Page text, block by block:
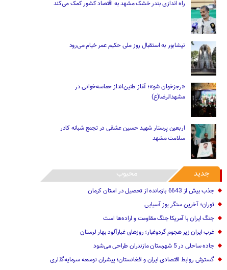
راه اندازی بندر خشک مشهد به اقتصاد کشور کمک می‌کند
نیشابور به استقبال روز ملی حکیم عمر خیام می‌رود
«رجزخوان‌ شو»؛ آغاز طنین‌انداز حماسه‌خوانی در
مشهدالرضا(ع)
اربعین پرستار شهید حسین عشقی در تجمع شبانه کادر
سلامت مشهد
جدید محبوب
جذب بیش از 6643 بازمانده از تحصیل در استان کرمان
توران؛ آخرین سنگر یوز آسیایی
جنگ ایران با آمریکا جنگ مقاومت و اراده‌ها است
غرب ایران زیر هجوم گردوغبار؛ روزهای غبارآلود بهار لرستان
جاده ساحلی در 5 شهرستان مازندران طراحی می‌شود
گسترش روابط اقتصادی ایران و افغانستان؛ پیشران توسعه سرمایه‌گذاری